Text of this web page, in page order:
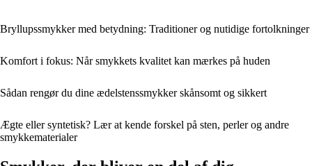
Bryllupssmykker med betydning: Traditioner og nutidige fortolkninger
Komfort i fokus: Når smykkets kvalitet kan mærkes på huden
Sådan rengør du dine ædelstenssmykker skånsomt og sikkert
Ægte eller syntetisk? Lær at kende forskel på sten, perler og andre
smykkematerialer